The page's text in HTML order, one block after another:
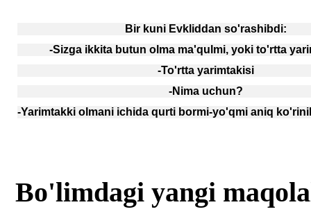
Bir kuni Evkliddan so'rashibdi:
-Sizga ikkita butun olma ma'qulmi, yoki to'rtta
-To'rtta yarimtakisi
-Nima uchun?
-Yarimtakki olmani ichida qurti bormi-yo'qmi aniq
Bo'limdagi yangi